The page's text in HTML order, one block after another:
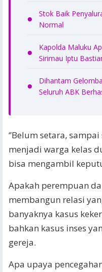
Stok Baik
Normal
Kapolda Maluku
Sirimau Iptu
Dihantam
Seluruh ABK
‘’Belum setara,
menjadi warga kelas
bisa mengambil
Apakah perempuan
membangun relasi
banyaknya kasus
bahkan kasus inses
gereja.
Apa upaya